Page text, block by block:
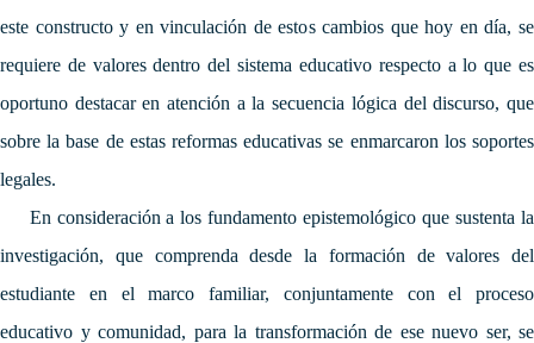
este constructo y en vinculación de estos cambios que hoy en día, se
requiere de valores dentro del sistema educativo respecto a lo que es
oportuno destacar en atención a la secuencia lógica del discurso, que
sobre la base de estas reformas educativas se enmarcaron los soportes
legales.
En consideración a los fundamento epistemológico que sustenta la
investigación, que comprenda desde la formación de valores del
estudiante en el marco familiar, conjuntamente con el proceso
educativo y comunidad, para la transformación de ese nuevo ser, se